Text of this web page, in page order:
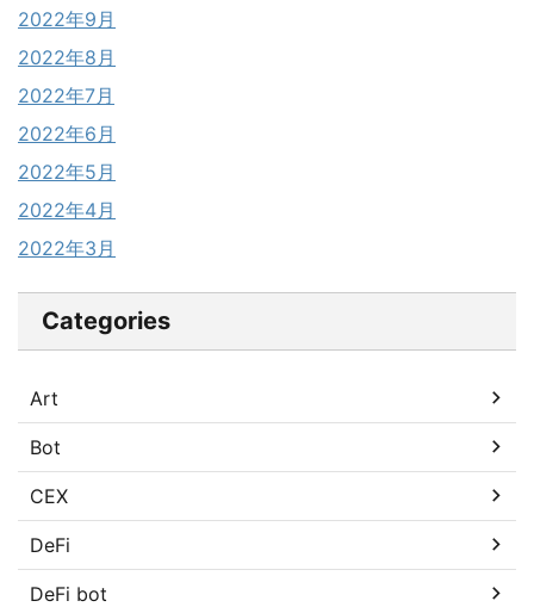
2022年9月
2022年8月
2022年7月
2022年6月
2022年5月
2022年4月
2022年3月
Categories
Art
Bot
CEX
DeFi
DeFi bot